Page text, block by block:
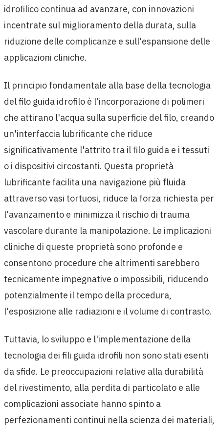
idrofilico continua ad avanzare, con innovazioni
incentrate sul miglioramento della durata, sulla
riduzione delle complicanze e sull'espansione delle
applicazioni cliniche.
Il principio fondamentale alla base della tecnologia
del filo guida idrofilo è l'incorporazione di polimeri
che attirano l'acqua sulla superficie del filo, creando
un'interfaccia lubrificante che riduce
significativamente l'attrito tra il filo guida e i tessuti
o i dispositivi circostanti. Questa proprietà
lubrificante facilita una navigazione più fluida
attraverso vasi tortuosi, riduce la forza richiesta per
l'avanzamento e minimizza il rischio di trauma
vascolare durante la manipolazione. Le implicazioni
cliniche di queste proprietà sono profonde e
consentono procedure che altrimenti sarebbero
tecnicamente impegnative o impossibili, riducendo
potenzialmente il tempo della procedura,
l'esposizione alle radiazioni e il volume di contrasto.
Tuttavia, lo sviluppo e l'implementazione della
tecnologia dei fili guida idrofili non sono stati esenti
da sfide. Le preoccupazioni relative alla durabilità
del rivestimento, alla perdita di particolato e alle
complicazioni associate hanno spinto a
perfezionamenti continui nella scienza dei materiali,